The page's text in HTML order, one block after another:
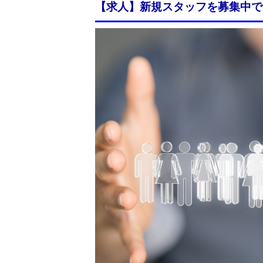
【求人】新規スタッフを募集中